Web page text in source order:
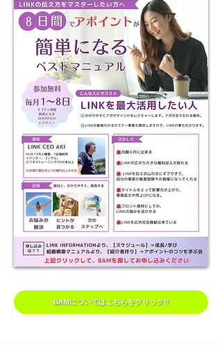
BAMについてはこちらをクリック!!